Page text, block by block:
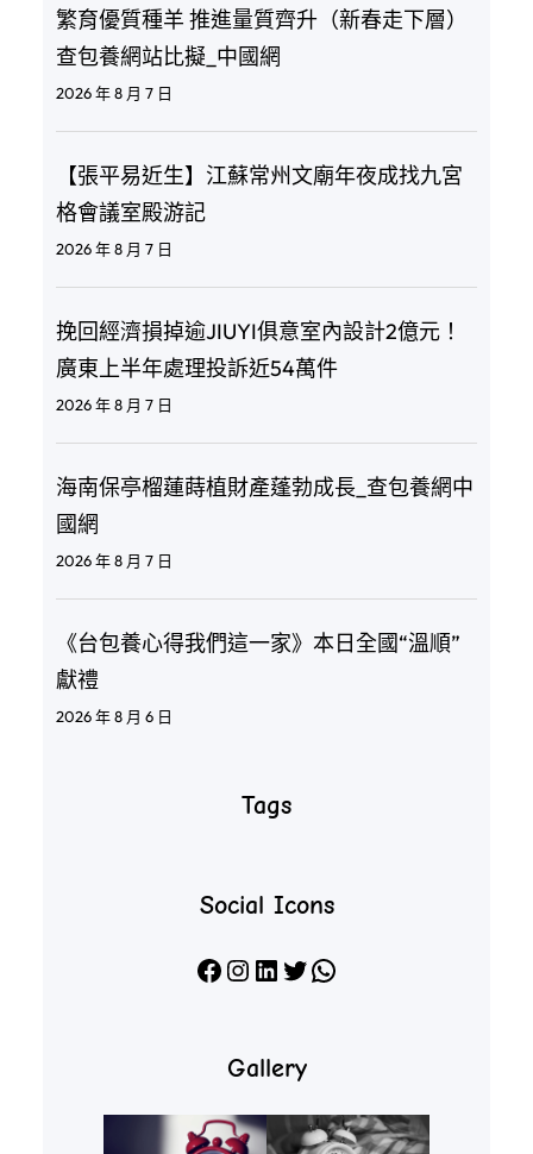
繁育優質種羊 推進量質齊升（新春走下層）
查包養網站比擬_中國網
2026 年 8 月 7 日
【張平易近生】江蘇常州文廟年夜成找九宮
格會議室殿游記
2026 年 8 月 7 日
挽回經濟損掉逾JIUYI俱意室內設計2億元！
廣東上半年處理投訴近54萬件
2026 年 8 月 7 日
海南保亭榴蓮蒔植財產蓬勃成長_查包養網中
國網
2026 年 8 月 7 日
《台包養心得我們這一家》本日全國“溫順”
獻禮
2026 年 8 月 6 日
Tags
Social Icons
Facebook Instagram LinkedIn X WhatsApp
Gallery